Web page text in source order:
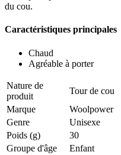
du cou.
Caractéristiques principales
Chaud
Agréable à porter
Nature de
produit
Tour de cou
Marque
Woolpower
Genre
Unisexe
Poids (g)
30
Groupe d'âge
Enfant